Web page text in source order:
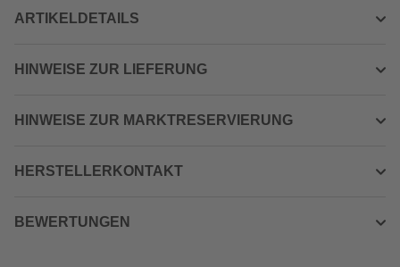
ARTIKELDETAILS
HINWEISE ZUR LIEFERUNG
HINWEISE ZUR MARKTRESERVIERUNG
HERSTELLERKONTAKT
BEWERTUNGEN